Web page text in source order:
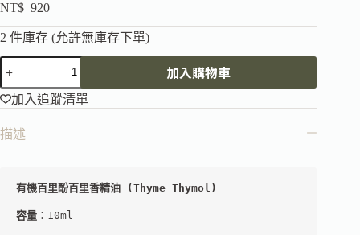
NT$ 920
2 件庫存 (允許無庫存下單)
加入購物車
加入追蹤清單
描述
容量 ：10ml